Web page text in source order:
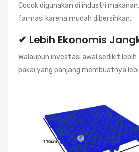
Cocok digunakan di industri
farmasi karena mudah dibersihkan.
✔ Lebih Ekonomis
Walaupun investasi awal sedikit
pakai yang panjang membuatnya